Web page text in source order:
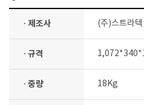
· 제조사 (주)스트라텍
· 규격
· 중량 18Kg